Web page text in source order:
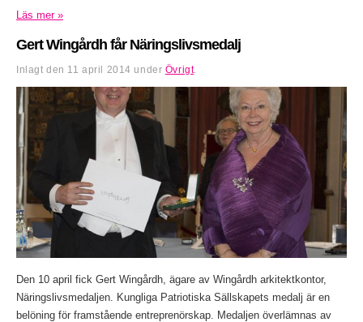
Läs mer »
Gert Wingårdh får Näringslivsmedalj
Inlagt den 11 april 2014 under Övrigt.
Den 10 april fick Gert Wingårdh, ägare av Wingårdh arkitektkontor,
Näringslivsmedaljen. Kungliga Patriotiska Sällskapets medalj är en
belöning för framstående entreprenörskap. Medaljen överlämnas av